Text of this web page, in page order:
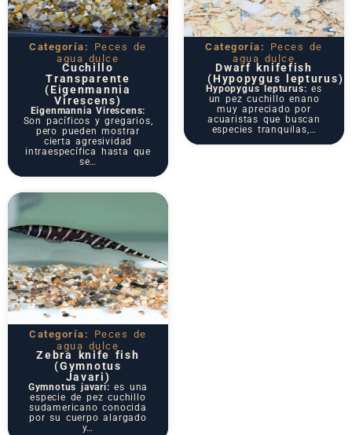
Categoría: Peces de
agua dulce
Cuchillo
Transparente
(Eigenmannia
Virescens)
Eigenmannia Virescens:
Son pacíficos y gregarios,
pero pueden mostrar
cierta agresividad
intraespecífica hasta que
se…
Categoría: Peces de
agua dulce
Dwarf knifefish
(Hypopygus lepturus)
Hypopygus lepturus: es
un pez cuchillo enano
muy apreciado por
acuaristas que buscan
especies tranquilas,…
Categoría: Peces de
agua dulce
Zebra knife fish
(Gymnotus
Javari)
Gymnotus javari: es una
especie de pez cuchillo
sudamericano conocida
por su cuerpo alargado
y…